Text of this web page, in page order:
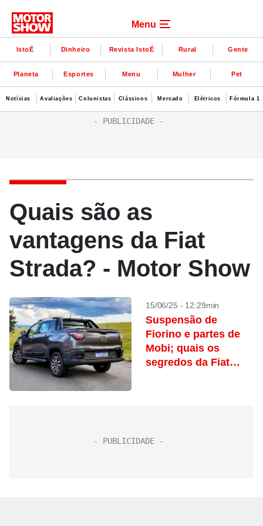
Menu
IstoÉ Dinheiro Revista IstoÉ Rural Gente
Planeta Esportes Menu Mulher Pet
Notícias Avaliações Colunistas Clássicos Mercado Elétricos Fórmula 1
Quais são as
vantagens da Fiat
Strada? - Motor Show
15/06/25 - 12:29min
Suspensão de
Fiorino e partes de
Mobi; quais os
segredos da Fiat